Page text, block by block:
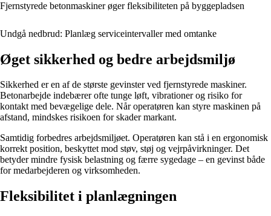
Fjernstyrede betonmaskiner øger fleksibiliteten på byggepladsen
Undgå nedbrud: Planlæg serviceintervaller med omtanke
Øget sikkerhed og bedre arbejdsmiljø
Sikkerhed er en af de største gevinster ved fjernstyrede maskiner.
Betonarbejde indebærer ofte tunge løft, vibrationer og risiko for
kontakt med bevægelige dele. Når operatøren kan styre maskinen på
afstand, mindskes risikoen for skader markant.
Samtidig forbedres arbejdsmiljøet. Operatøren kan stå i en ergonomisk
korrekt position, beskyttet mod støv, støj og vejrpåvirkninger. Det
betyder mindre fysisk belastning og færre sygedage – en gevinst både
for medarbejderen og virksomheden.
Fleksibilitet i planlægningen